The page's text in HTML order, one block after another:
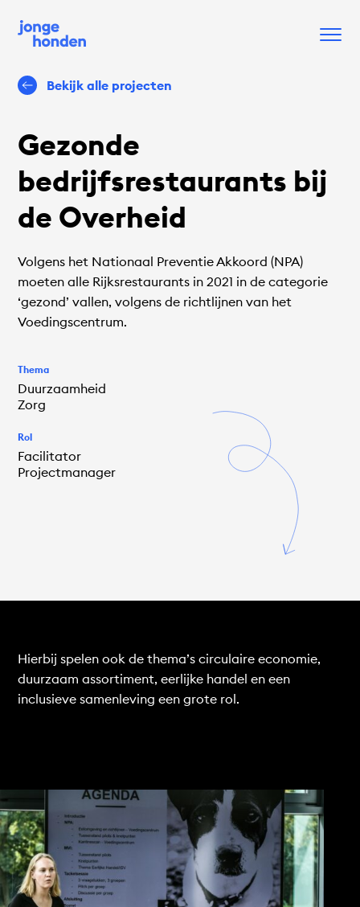
Bekijk alle projecten
Gezonde
bedrijfsrestaurants bij
de Overheid
Volgens het Nationaal Preventie Akkoord (NPA)
moeten alle Rijksrestaurants in 2021 in de categorie
‘gezond’ vallen, volgens de richtlijnen van het
Voedingscentrum.
Thema
Duurzaamheid
Zorg
Rol
Facilitator
Projectmanager
Hierbij spelen ook de thema’s circulaire economie,
duurzaam assortiment, eerlijke handel en een
inclusieve samenleving een grote rol.